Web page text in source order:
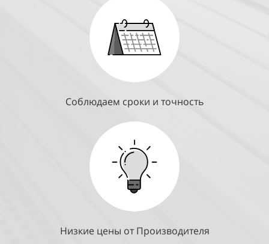
Соблюдаем сроки и точность
Низкие цены от Производителя